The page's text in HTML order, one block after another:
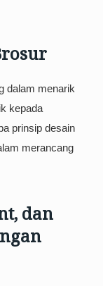
dalam menarik
kepada
prinsip desain
merancang
dan